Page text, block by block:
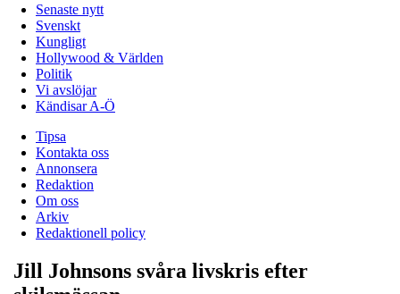
Senaste nytt
Svenskt
Kungligt
Hollywood & Världen
Politik
Vi avslöjar
Kändisar A-Ö
Tipsa
Kontakta oss
Annonsera
Redaktion
Om oss
Arkiv
Redaktionell policy
Jill Johnsons svåra livskris efter